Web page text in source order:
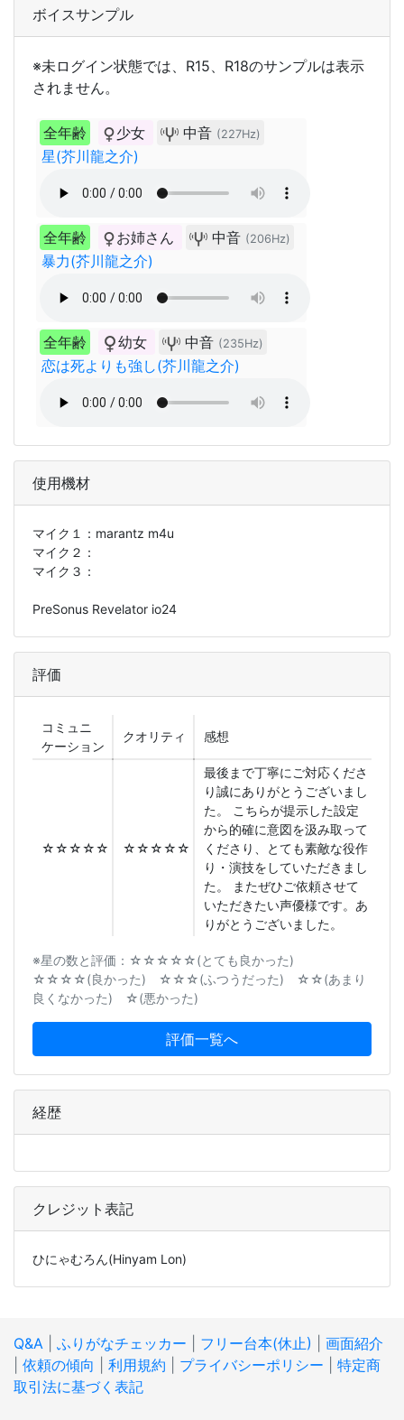
ボイスサンプル
※未ログイン状態では、R15、R18のサンプルは表示
されません。
全年齢 少女 中音 (227Hz)
星(芥川龍之介)
全年齢 お姉さん 中音 (206Hz)
暴力(芥川龍之介)
全年齢 幼女 中音 (235Hz)
恋は死よりも強し(芥川龍之介)
使用機材
マイク１： marantz m4u
マイク２：
マイク３：
PreSonus Revelator io24
評価
コミュニ
ケーション
クオリティ 感想
☆☆☆☆☆ ☆☆☆☆☆
最後まで丁寧にご対応くださ
り誠にありがとうございまし
た。 こちらが提示した設定
から的確に意図を汲み取って
くださり、とても素敵な役作
り・演技をしていただきまし
た。 またぜひご依頼させて
いただきたい声優様です。あ
りがとうございました。
※星の数と評価：☆☆☆☆☆(とても良かった)
☆☆☆☆(良かった) ☆☆☆(ふつうだった) ☆☆(あまり
良くなかった) ☆(悪かった)
評価一覧へ
経歴
クレジット表記
ひにゃむろん(Hinyam Lon)
Q&A ふりがなチェッカー フリー台本(休止)
画面紹介
依頼の傾向 利用規約 プライバシーポリシー
特定商
取引法に基づく表記